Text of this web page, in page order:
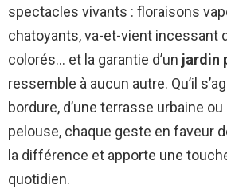
spectacles vivants : floraisons
chatoyants, va-et-vient incessant
colorés… et la garantie d’un jardin
ressemble à aucun autre. Qu’il
bordure, d’une terrasse urbaine ou
pelouse, chaque geste en faveur
la différence et apporte une
quotidien.